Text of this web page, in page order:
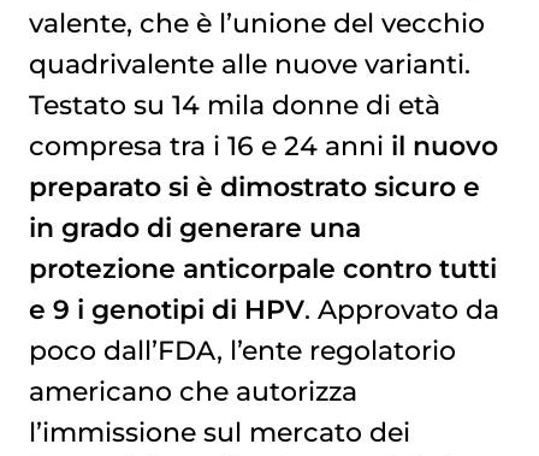
valente, che è l’unione del vecchio
quadrivalente alle nuove varianti.
Testato su 14 mila donne di età
compresa tra i 16 e 24 anni il nuovo
preparato si è dimostrato sicuro e
in grado di generare una
protezione anticorpale contro tutti
e 9 i genotipi di HPV. Approvato da
poco dall’FDA, l’ente regolatorio
americano che autorizza
l’immissione sul mercato dei